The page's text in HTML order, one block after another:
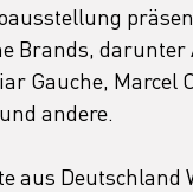
Brands, darunter
Gauche, Marcel
andere.
aus Deutschland